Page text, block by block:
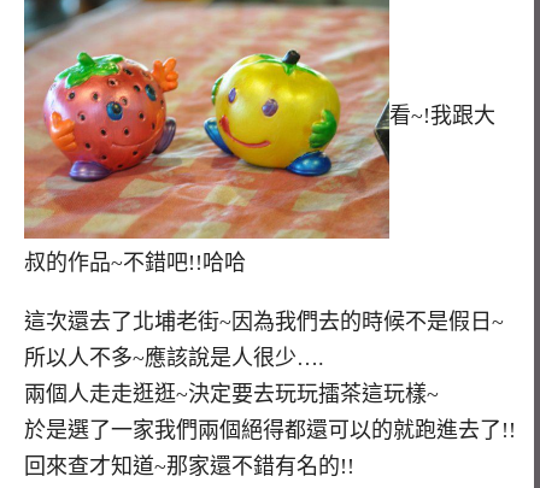
看~!我跟大
叔的作品~不錯吧!!哈哈
這次還去了北埔老街~因為我們去的時候不是假日~
所以人不多~應該說是人很少….
兩個人走走逛逛~決定要去玩玩擂茶這玩樣~
於是選了一家我們兩個絕得都還可以的就跑進去了!!
回來查才知道~那家還不錯有名的!!